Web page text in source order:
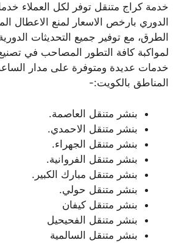
خدمة كراج متنقل توفر لكل العملاء
الدوري بارخص الاسعار لمنع الاعطال
الطرق، مع توفير جميع التحديثات
لمواكبة كافة التطور المصاحب في
خدمات عديدة ومتوفرة على مدار
المناطق بالكويت:-
بنشر متنقل العاصمة.
بنشر متنقل الاحمدي.
بنشر متنقل الجهراء.
بنشر متنقل الفروانية.
بنشر متنقل مبارك الكبير.
بنشر متنقل حولي.
بنشر متنقل كيفان
بنشر متنقل الفحيحيل
بنشر متنقل السالمية